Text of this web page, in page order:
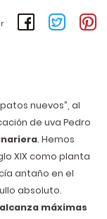
nuevos”, al
de uva Pedro
. Hemos
XIX como planta
antaño en el
absoluto.
máximas